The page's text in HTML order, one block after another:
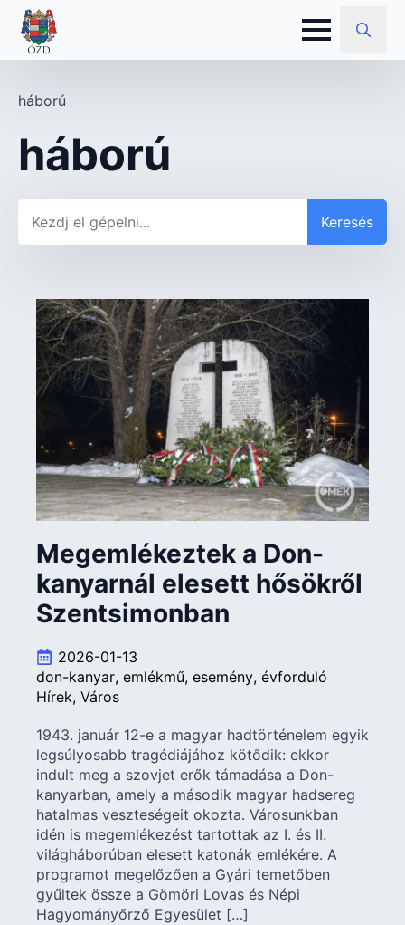
Search
háború
háború
Keresés
Megemlékeztek a Don-
kanyarnál elesett hősökről
Szentsimonban
2026-01-13
don-kanyar emlékmű esemény évforduló
Hírek Város
1943. január 12-e a magyar hadtörténelem egyik
legsúlyosabb tragédiájához kötődik: ekkor
indult meg a szovjet erők támadása a Don-
kanyarban, amely a második magyar hadsereg
hatalmas veszteségeit okozta. Városunkban
idén is megemlékezést tartottak az I. és II.
világháborúban elesett katonák emlékére. A
programot megelőzően a Gyári temetőben
gyűltek össze a Gömöri Lovas és Népi
Hagyományőrző Egyesület […]